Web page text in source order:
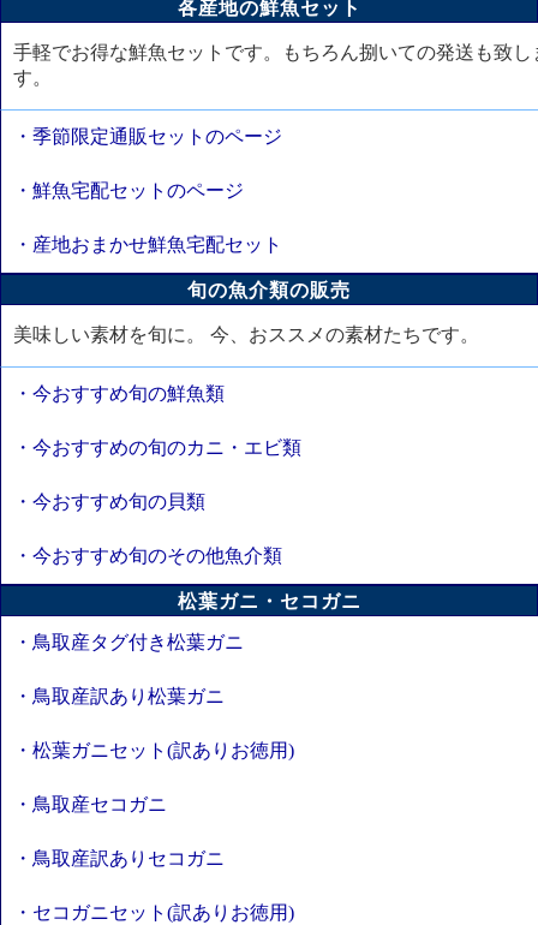
各産地の鮮魚セット
手軽でお得な鮮魚セットです。もちろん捌いての発送も致し
す。
・季節限定通販セットのページ
・鮮魚宅配セットのページ
・産地おまかせ鮮魚宅配セット
旬の魚介類の販売
美味しい素材を旬に。 今、おススメの素材たちです。
・今おすすめ旬の鮮魚類
・今おすすめの旬のカニ・エビ類
・今おすすめ旬の貝類
・今おすすめ旬のその他魚介類
松葉ガニ・セコガニ
・鳥取産タグ付き松葉ガニ
・鳥取産訳あり松葉ガニ
・松葉ガニセット(訳ありお徳用)
・鳥取産セコガニ
・鳥取産訳ありセコガニ
・セコガニセット(訳ありお徳用)